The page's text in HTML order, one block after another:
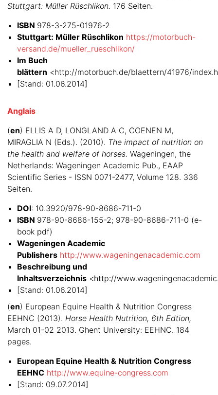
Stuttgart: Müller Rüschlikon. 176 Seiten.
ISBN 978-3-275-01976-2
Stuttgart: Müller Rüschlikon https://motorbuch-
versand.de/mueller_rueschlikon/
Im Buch
blättern <http://motorbuch.de/blaettern/41976/
[Stand: 01.06.2014]
Anglais
(en) ELLIS A D, LONGLAND A C, COENEN M,
MIRAGLIA N (Eds.). (2010). The impact of nutrition on
the health and welfare of horses. Wageningen, the
Netherlands: Wageningen Academic Pub., EAAP
Scientific Series - ISSN 0071-2477, Volume 128. 336
Seiten.
DOI: 10.3920/978-90-8686-711-0
ISBN 978-90-8686-155-2; 978-90-8686-711-0 (e-
book pdf)
Wageningen Academic
Publishers http://www.wageningenacademic.com
Beschreibung und
Inhaltsverzeichnis <http://
[Stand: 01.06.2014]
(en) European Equine Health & Nutrition Congress
EEHNC (2013). Horse Health Nutrition, 6th Edtion,
March 01-02 2013. Ghent University: EEHNC. 184
pages.
European Equine Health & Nutrition Congress
EEHNC http://www.equine-congress.com
[Stand: 09.07.2014]